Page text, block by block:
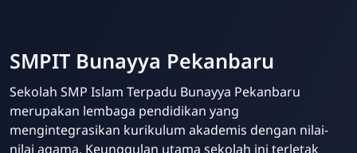
SMPIT Bunayya Pekanbaru
Sekolah SMP Islam Terpadu Bunayya Pekanbaru
merupakan lembaga pendidikan yang
mengintegrasikan kurikulum akademis dengan nilai-
nilai agama. Keunggulan utama sekolah ini terletak